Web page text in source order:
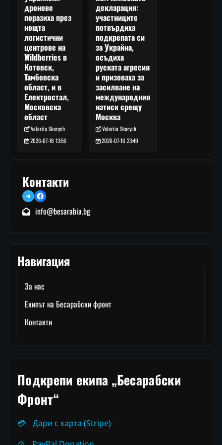
дронове
поразиха през
нощта
логистични
центрове на
Wildberries в
Котовск,
Тамбовска
област, и в
Електростал,
Московска
област
Valeriia Skorych
2026-07-18 13:56
декларация:
участниците
потвърдиха
подкрепата си
за Украйна,
осъдиха
руската агресия
и призоваха за
засилване на
международния
натиск срещу
Москва
Valeriia Skorych
2026-07-16 23:49
Контакти
TelegramFacebook
info@besarabia.bg
Навигация
За нас
Екипът на Бесарабски фронт
Контакти
Подкрепи екипа „Бесарабски
Фронт“
💳
Дари с карта (Stripe)